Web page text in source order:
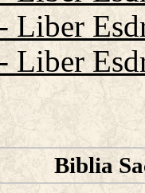
Liber
Liber
Biblia